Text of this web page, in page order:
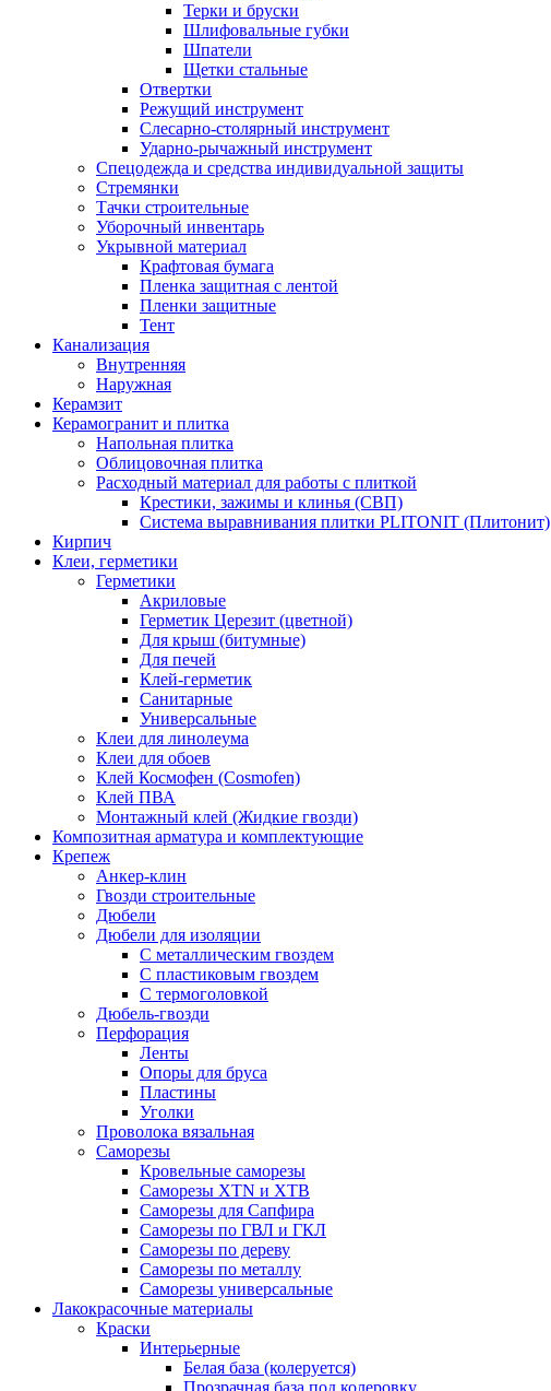
Терки и бруски
Шлифовальные губки
Шпатели
Щетки стальные
Отвертки
Режущий инструмент
Слесарно-столярный инструмент
Ударно-рычажный инструмент
Спецодежда и средства индивидуальной защиты
Стремянки
Тачки строительные
Уборочный инвентарь
Укрывной материал
Крафтовая бумага
Пленка защитная с лентой
Пленки защитные
Тент
Канализация
Внутренняя
Наружная
Керамзит
Керамогранит и плитка
Напольная плитка
Облицовочная плитка
Расходный материал для работы с плиткой
Крестики, зажимы и клинья (СВП)
Система выравнивания плитки PLITONIT (Плитонит)
Кирпич
Клеи, герметики
Герметики
Акриловые
Герметик Церезит (цветной)
Для крыш (битумные)
Для печей
Клей-герметик
Санитарные
Универсальные
Клеи для линолеума
Клеи для обоев
Клей Космофен (Cosmofen)
Клей ПВА
Монтажный клей (Жидкие гвозди)
Композитная арматура и комплектующие
Крепеж
Анкер-клин
Гвозди строительные
Дюбели
Дюбели для изоляции
С металлическим гвоздем
С пластиковым гвоздем
С термоголовкой
Дюбель-гвозди
Перфорация
Ленты
Опоры для бруса
Пластины
Уголки
Проволока вязальная
Саморезы
Кровельные саморезы
Саморезы XTN и ХTB
Саморезы для Сапфира
Саморезы по ГВЛ и ГКЛ
Саморезы по дереву
Саморезы по металлу
Саморезы универсальные
Лакокрасочные материалы
Краски
Интерьерные
Белая база (колеруется)
Прозрачная база под колеровку